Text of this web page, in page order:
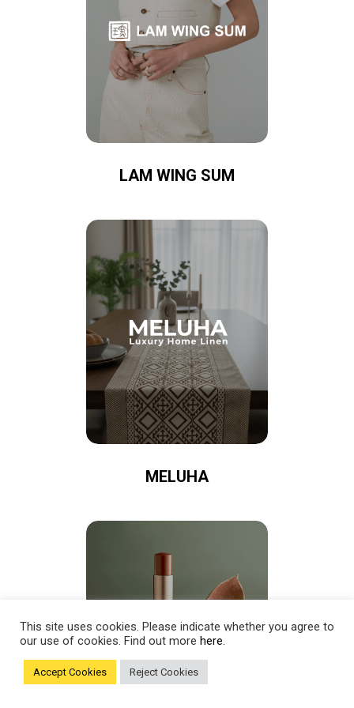
LAM WING SUM
MELUHA
This site uses cookies. Please indicate whether you agree to
our use of cookies. Find out more here.
Accept Cookies Reject Cookies